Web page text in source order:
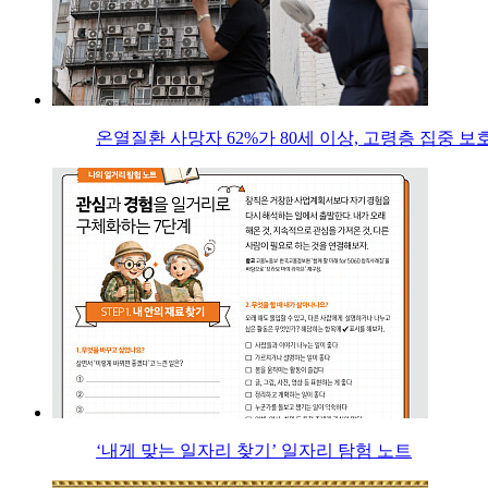
온열질환 사망자 62%가 80세 이상, 고령층 집중 보
‘내게 맞는 일자리 찾기’ 일자리 탐험 노트